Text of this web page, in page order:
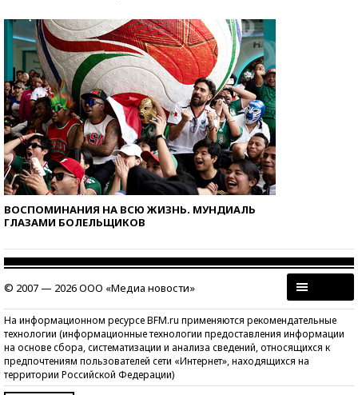
ВОСПОМИНАНИЯ НА ВСЮ ЖИЗНЬ. МУНДИАЛЬ
ГЛАЗАМИ БОЛЕЛЬЩИКОВ
© 2007 — 2026 ООО «Медиа новости»
На информационном ресурсе BFM.ru применяются рекомендательные
технологии (информационные технологии предоставления информации
на основе сбора, систематизации и анализа сведений, относящихся к
предпочтениям пользователей сети «Интернет», находящихся на
территории Российской Федерации)